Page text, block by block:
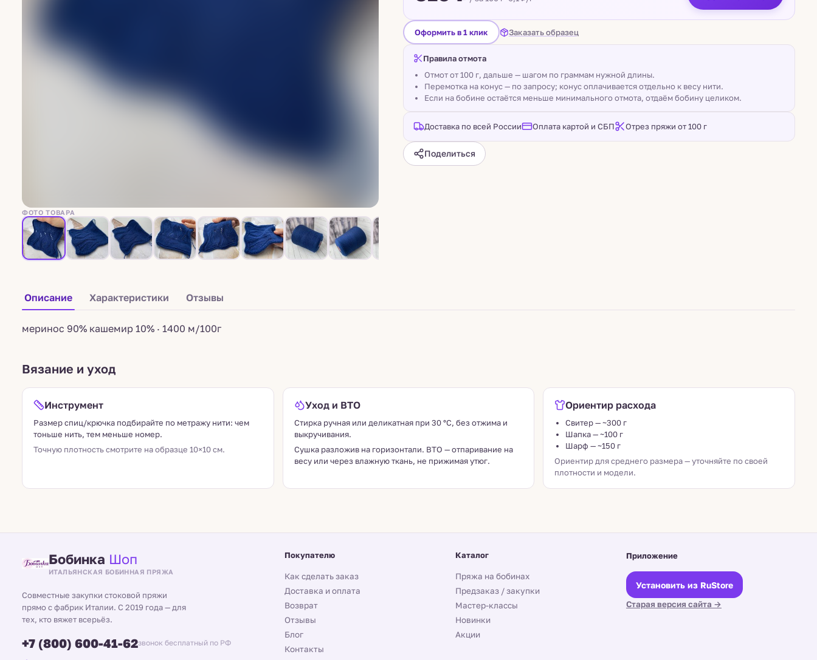
ФОТО ТОВАРА
Оформить в 1 клик Заказать образец
Правила отмота
Отмот от 100 г, дальше — шагом по граммам нужной длины.
Перемотка на конус — по запросу; конус оплачивается отдельно к весу нити.
Если на бобине остаётся меньше минимального отмота, отдаём бобину целиком.
Доставка по всей России Оплата картой и СБП Отрез пряжи от 100 г
Поделиться
Описание Характеристики Отзывы
меринос 90% кашемир 10% · 1400 м/100г
Вязание и уход
Инструмент
Размер спиц/крючка подбирайте по метражу нити: чем
тоньше нить, тем меньше номер.
Точную плотность смотрите на образце 10×10 см.
Уход и ВТО
Стирка ручная или деликатная при 30 °C, без отжима и
выкручивания.
Сушка разложив на горизонтали. ВТО — отпаривание на
весу или через влажную ткань, не прижимая утюг.
Ориентир расхода
Свитер — ~300 г
Шапка — ~100 г
Шарф — ~150 г
Ориентир для среднего размера — уточняйте по своей
плотности и модели.
Бобинка Шоп
ИТАЛЬЯНСКАЯ БОБИННАЯ ПРЯЖА
Совместные закупки стоковой пряжи
прямо с фабрик Италии. С 2019 года — для
тех, кто вяжет всерьёз.
+7 (800) 600-41-62звонок бесплатный по РФ
Покупателю
Как сделать заказ
Доставка и оплата
Возврат
Отзывы
Блог
Контакты
Каталог
Пряжа на бобинах
Предзаказ / закупки
Мастер-классы
Новинки
Акции
Приложение
Установить из RuStore
Старая версия сайта →